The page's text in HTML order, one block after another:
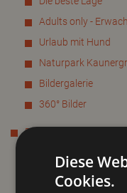
Adults only -
Urlaub mit Hund
Naturpark
Bildergalerie
360° Bilder
Preise & Zimmer
Doppelzimmer
Superior
Diese
Cookies.